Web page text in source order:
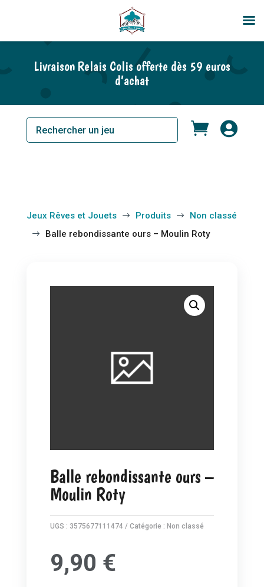
Livraison Relais Colis offerte dès 59 euros
d’achat
 
Jeux Rêves et Jouets $ Produits $ Non classé
$ Balle rebondissante ours – Moulin Roty
Balle rebondissante ours –
Moulin Roty
UGS : 3575677111474 Catégorie : Non classé
9,90 €